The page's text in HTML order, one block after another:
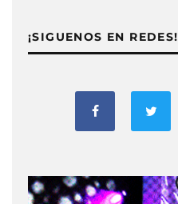
¡SIGUENOS EN REDES!